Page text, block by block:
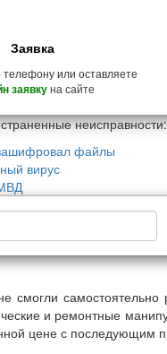
Заявка
или оставляете
заявкуна сайте
неисправности:
файлы
вирус
смогли
и ремонтные
цене с последующим